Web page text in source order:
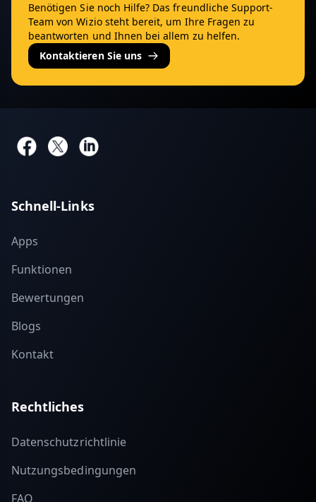
Benötigen Sie noch Hilfe? Das freundliche Support-
Team von Wizio steht bereit, um Ihre Fragen zu
beantworten und Ihnen bei allem zu helfen.
Kontaktieren Sie uns
Schnell-Links
Apps
Funktionen
Bewertungen
Blogs
Kontakt
Rechtliches
Datenschutzrichtlinie
Nutzungsbedingungen
FAQ